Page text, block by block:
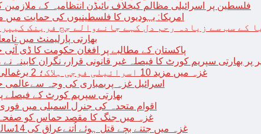
فلسطین پر اسرائیلی مظالم کیخلاف بائیڈن انتظامیہ کے
امریکا: یہودیوں کا فلسطینیوں کی حمایت
کے سب سے زیادہ رحم دل کہے جانےوالے جج فرینک
بھارتی پارلیمنٹ میں
پاکستان کے مطالبے پر افغان حکومت کا ڈی
پر بھارتی سپریم کورٹ کا فیصلہ غیر قانونی قرار، نگران کابینہ
غزہ میں مزید 10 اسرائیلی فوجی ہلاک؛ 2 یرغمالی فوجیوں کی لاشیں بھی برآمد
اسرائیل غزہ پربمباری کی وجہ سےعالمی
بھارتی سپریم کورٹ کے فیصلے
اقوام متحدہ کی جنرل اسمبلی میں
غزہ میں جنگ کا مقصد حماس کو صفحہ
غزہ میں جتنے بچے قتل ہوئے اُتنےعراق کی 14سالہ جنگ میں نہیں ہوئے، جمائما